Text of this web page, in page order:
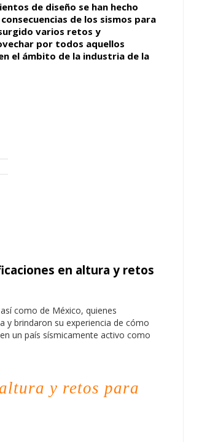
de diseño se han hecho
de los sismos para
varios retos y
por todos aquellos
el ámbito de la industria de la
en altura y retos
como de México, quienes
y brindaron su experiencia de cómo
un país sísmicamente activo como
y retos para